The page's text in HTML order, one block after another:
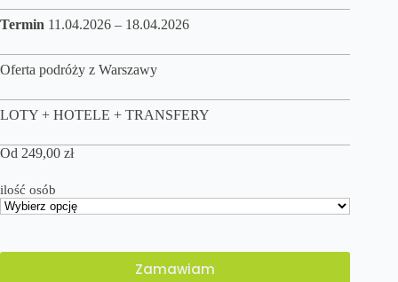
Termin 11.04.2026 – 18.04.2026
Oferta podróży z Warszawy
LOTY + HOTELE + TRANSFERY
Od 249,00 zł
ilość osób
Zamawiam